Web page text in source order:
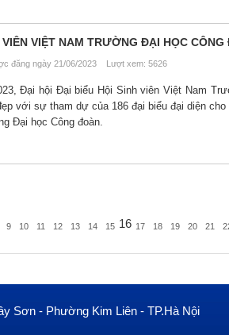
VIỆT NAM TRƯỜNG ĐẠI HỌC
đăng ngày 21/06/2023 Lượt xem: 5626
Đại hội Đại biểu Hội Sinh viên Việt Nam
với sự tham dự của 186 đại biểu đại diện
Đại học Công đoàn.
9 10 11 12 13 14 15 16 17 18 19 20 21
Sơn - Phường Kim Liên - TP.Hà Nội